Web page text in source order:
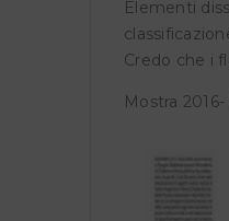
Elementi
Credo che i
Mostra